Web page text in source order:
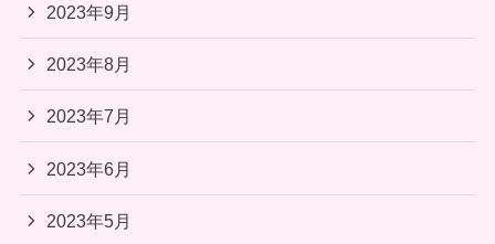
2023年9月
2023年8月
2023年7月
2023年6月
2023年5月